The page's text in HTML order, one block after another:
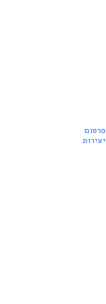
פרסום
יצירות